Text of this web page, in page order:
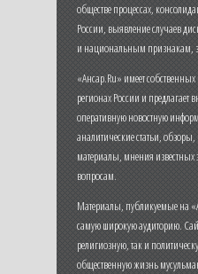
обществе процессах,
России, выявление случаев
и национальным признакам,
«Ансар.Ru» имеет
регионах России и предлагает
оперативную новостную
аналитические статьи,
материалы, мнения
вопросам.
Материалы, публикуемые на
самую широкую аудиторию.
религиозную, так и
общественную жизнь